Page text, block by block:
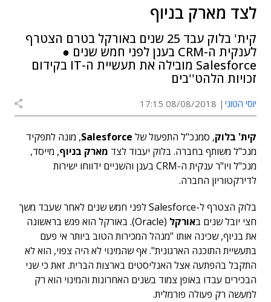
לצד מארק בניוף
קית' בלוק עבד 25 שנים באורקל בטרם הצטרף
לענקית ה-CRM בענן לפני חמש שנים ●
Salesforce מובילה את תעשיית ה-IT בקידום
זכויות הלהט''בים
יוסי הטוני 08/08/2018 17:15
קית' בלוק, סמנכ"ל התפעול של Salesforce, מונה לתפקיד
מנכ"ל משותף בחברה. בלוק יעבוד לצד מארק בניוף, מייסד,
מנכ"ל ויו"ר ענקית ה-CRM בענן והשניים ידווחו ישירות
לדירקטוריון החברה.
בלוק הצטרף ל-Salesforce לפני חמש שנים לאחר שעבד משך
חצי יובל שנים באורקל
(Oracle). באורקל הוא פגש בראשונה
את בניוף, שכינה אותו "מנהל המכירות הטוב ביותר אי פעם
בתעשיית התוכנה הארגונית". אף שהמינוי לא היה צפוי, הוא לא
התקבל בהפתעה אצל האנליסטים בארצות הברית. זאת כי שני
הבכירים עבדו באופן צמוד בשנים האחרונות והמינוי הוא רק
למעשה רק פעולה פורמלית.